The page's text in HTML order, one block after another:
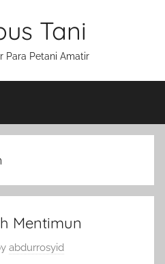
Tani
Para Petani Amatir
Mentimun
abdurrosyid